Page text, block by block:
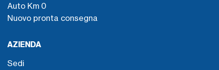
Auto Km 0
Nuovo pronta consegna
AZIENDA
Sedi